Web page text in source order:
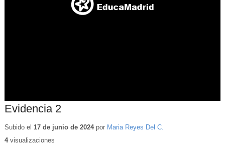
Evidencia 2
Subido el 17 de junio de 2024por Maria Reyes Del C.
4visualizaciones